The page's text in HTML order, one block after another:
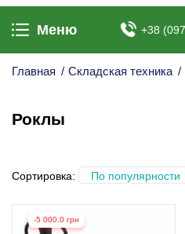
Меню +38
Главная / Складская техника /
Роклы
Сортировка: По популярности
-5 000.0 грн